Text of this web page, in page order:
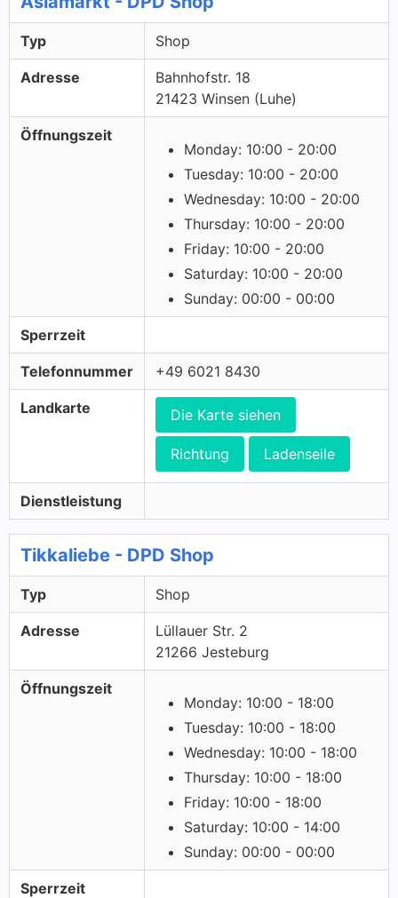
Typ Shop
Adresse
Bahnhofstr. 18
21423 Winsen (Luhe)
Öffnungszeit
Monday: 10:00 - 20:00
Tuesday: 10:00 - 20:00
Wednesday: 10:00 - 20:00
Thursday: 10:00 - 20:00
Friday: 10:00 - 20:00
Saturday: 10:00 - 20:00
Sunday: 00:00 - 00:00
Sperrzeit
Telefonnummer +49 6021 8430
Landkarte Die Karte siehen
Richtung Ladenseile
Dienstleistung
Tikkaliebe - DPD Shop
Typ Shop
Adresse
Lüllauer Str. 2
21266 Jesteburg
Öffnungszeit
Monday: 10:00 - 18:00
Tuesday: 10:00 - 18:00
Wednesday: 10:00 - 18:00
Thursday: 10:00 - 18:00
Friday: 10:00 - 18:00
Saturday: 10:00 - 14:00
Sunday: 00:00 - 00:00
Sperrzeit